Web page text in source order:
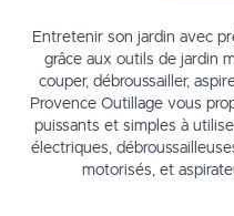
Entretenir son jardin avec
grâce aux outils de jardin
couper, débroussailler,
Provence Outillage vous
puissants et simples à
électriques,
motorisés, et